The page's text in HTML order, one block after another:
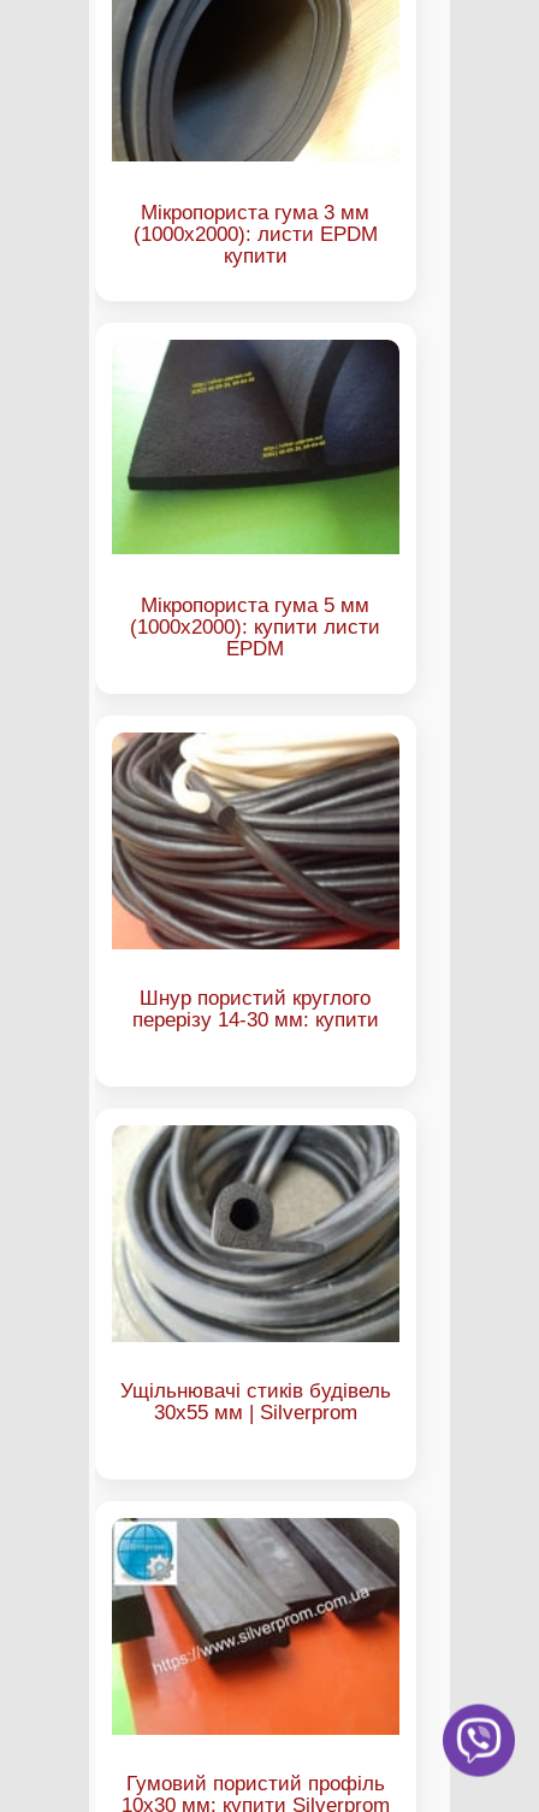
Мікропориста гума 3 мм
(1000х2000): листи EPDM
купити
Мікропориста гума 5 мм
(1000х2000): купити листи
EPDM
Шнур пористий круглого
перерізу 14-30 мм: купити
Ущільнювачі стиків будівель
30х55 мм | Silverprom
Гумовий пористий профіль
10х30 мм: купити Silverprom